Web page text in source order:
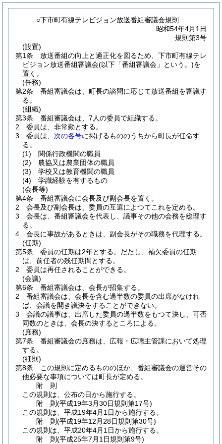
○下市町有線テレビジョン放送番組審議会規則
昭和54年4月1日
規則第3号
(設置)
第1条
放送番組の向上と適正化を図るため、下市町有線テレ
ビジョン放送番組審議会(以下「番組審議会」という。)を
置く。
(任務)
第2条
番組審議会は、町長の諮問に応じて放送番組を審議す
る。
(組織)
第3条
番組審議会は、7人の委員で組織する。
2
委員は、非常勤とする。
3
委員は、 次の各号に掲げるもののうちから町長が任命す
る。
(1)
関係行政機関の職員
(2)
農協又は農業団体の職員
(3)
学校又は教育機関の職員
(4)
学識経験を有するもの
(会長等)
第4条
番組審議会に会長及び副会長を置く。
2
会長及び副会長は、委員の互選によつてこれを定める。
3
会長は、番組審議会を代表し、議事その他の会務を総理す
る。
4
会長に事故があるときは、副会長がその職務を代理する。
(任期)
第5条
委員の任期は2年とする。 だたし、補欠委員の任期
は、前任者の残任期間とする。
2
委員は再任されることができる。
(会議)
第6条
番組審議会は、会長が招集する。
2
番組審議会は、会長を含む過半数の委員の出席がなけれ
ば、会議を開き議決をすることができない。
3
会議の議事は、出席した委員の過半数をもつて決し、可否
同数のときは、会長の決するところによる。
(庶務)
第7条
番組審議会の庶務は、広報・広聴主管課において処理
する。
(細則)
第8条
この規則に定めるもののほか、番組審議会の運営その
他必要な事項については町長が定める。
附 則
この規則は、公布の日から施行する。
附 則(平成19年3月30日規則第17号)
この規則は、平成19年4月1日から施行する。
附 則(平成19年12月28日規則第30号)
この規則は、平成20年4月1日から施行する。
附 則(平成25年7月1日規則第9号)